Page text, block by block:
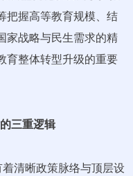
把握高等教育规模、结
家战略与民生需求的精
育整体转型升级的重要
三重逻辑
清晰政策脉络与顶层设